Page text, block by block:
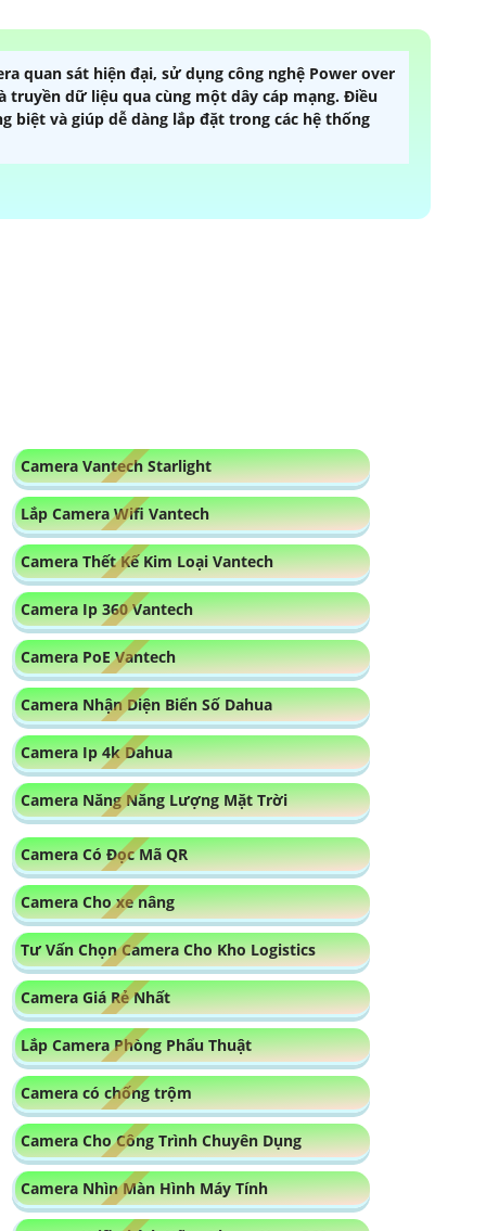
quan sát hiện đại, sử dụng công nghệ Power over
truyền dữ liệu qua cùng một dây cáp mạng. Điều
biệt và giúp dễ dàng lắp đặt trong các hệ thống
Camera Nhận Diện Biển Số Dahua
Camera Ip 4k Dahua
Camera Năng Năng Lượng Mặt Trời
Camera Có Đọc Mã QR
Camera Cho xe nâng
Tư Vấn Chọn Camera Cho Kho Logistics
Camera Giá Rẻ Nhất
Lắp Camera Phòng Phẩu Thuật
Camera có chống trộm
Camera Cho Công Trình Chuyên Dụng
Camera Nhìn Màn Hình Máy Tính
Camera Wifi Chính Hãng Kbone Xoay 360
Lắp Camera Wifi Thân Kbvision
Camera Wifi Imou Cube Ghi Hình Nét
Báo giá camera wifi ezviz
Camera Full HD Kbvision 2.0MP